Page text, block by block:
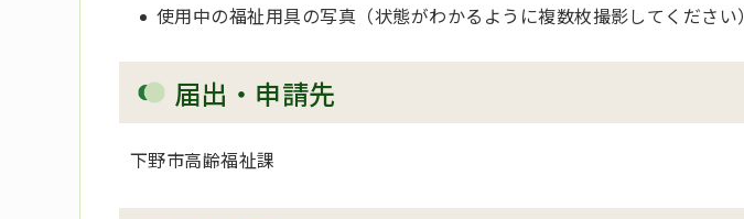
使用中の福祉用具の写真（状態がわかるように複数枚撮影してください）
届出・申請先
下野市高齢福祉課